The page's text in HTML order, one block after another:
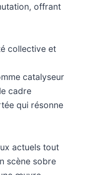
offrant
collective et
catalyseur
cadre
qui résonne
actuels tout
scène sobre